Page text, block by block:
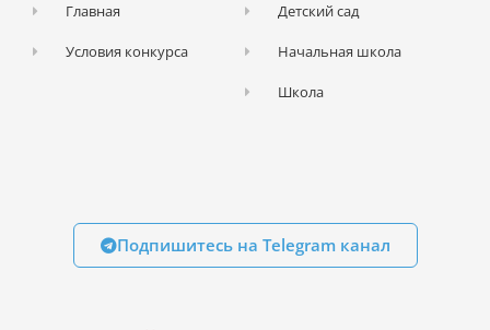
Главная
Условия конкурса
Детский сад
Начальная школа
Школа
Подпишитесь на Telegram канал